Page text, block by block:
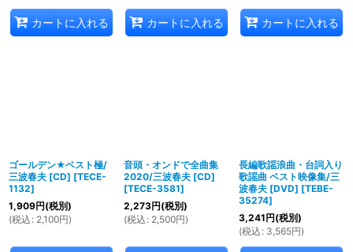
カートに入れる カートに入れる カートに入れる
ゴールデン★ベスト極/
三波春夫 [CD] [TECE-
1132]
1,909円(税別)
(税込 : 2,100円)
音頭・オンドで全曲集
2020/三波春夫 [CD]
[TECE-3581]
2,273円(税別)
(税込 : 2,500円)
長編歌謡浪曲・台詞入り
歌謡曲 ベスト映像集/三
波春夫 [DVD] [TEBE-
35274]
3,241円(税別)
(税込 : 3,565円)